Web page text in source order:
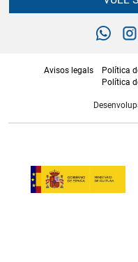
Avisos legals Política
Política